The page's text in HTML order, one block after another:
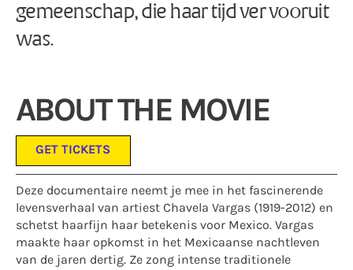
gemeenschap, die haar tijd ver vooruit
was.
ABOUT THE MOVIE
GET TICKETS
Deze documentaire neemt je mee in het fascinerende
levensverhaal van artiest Chavela Vargas (1919-2012) en
schetst haarfijn haar betekenis voor Mexico. Vargas
maakte haar opkomst in het Mexicaanse nachtleven
van de jaren dertig. Ze zong intense traditionele